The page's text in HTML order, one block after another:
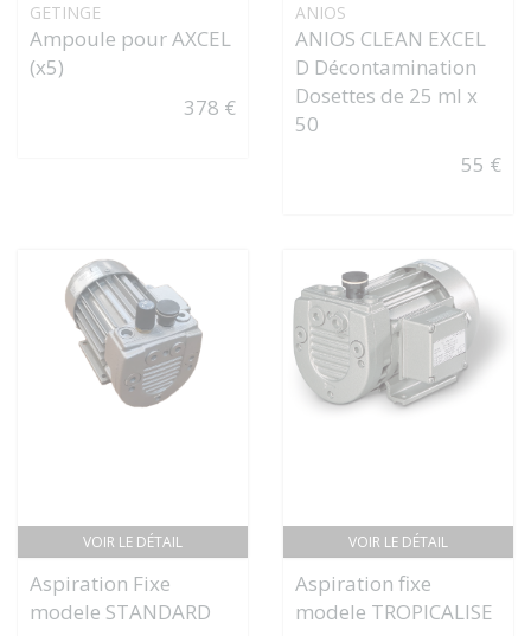
GETINGE
Ampoule pour AXCEL
(x5)
378 €
ANIOS
ANIOS CLEAN EXCEL
D Décontamination
Dosettes de 25 ml x
50
55 €
VOIR LE DÉTAIL
Aspiration Fixe
modele STANDARD
VOIR LE DÉTAIL
Aspiration fixe
modele TROPICALISE